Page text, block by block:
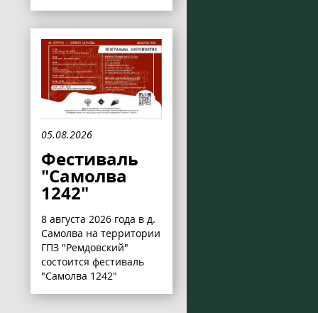
05.08.2026
Фестиваль
"Самолва
1242"
8 августа 2026 года в д.
Самолва на территории
ГПЗ "Ремдовский"
состоится фестиваль
"Самолва 1242"